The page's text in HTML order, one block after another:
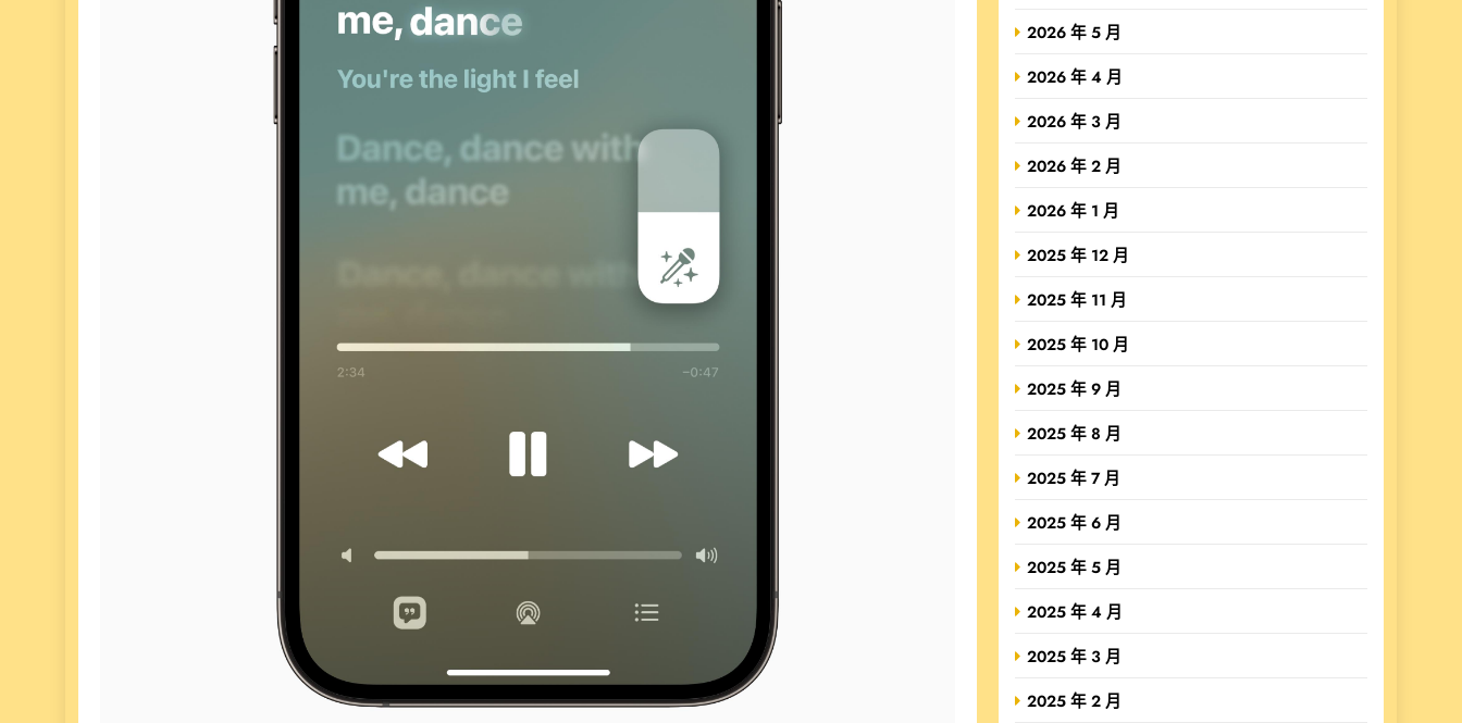
2026 年 5 月
2026 年 4 月
2026 年 3 月
2026 年 2 月
2026 年 1 月
2025 年 12 月
2025 年 11 月
2025 年 10 月
2025 年 9 月
2025 年 8 月
2025 年 7 月
2025 年 6 月
2025 年 5 月
2025 年 4 月
2025 年 3 月
2025 年 2 月